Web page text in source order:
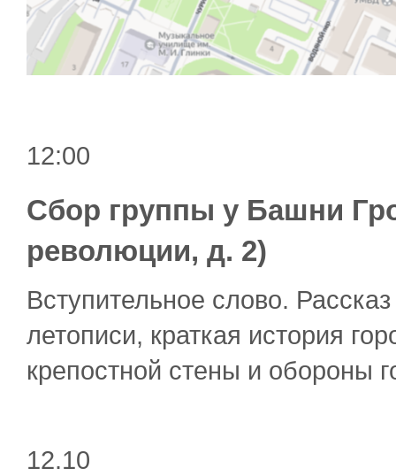
12:00
Сбор группы у Башни
революции, д. 2)
Вступительное слово.
летописи, краткая история
крепостной стены и обороны
12.10